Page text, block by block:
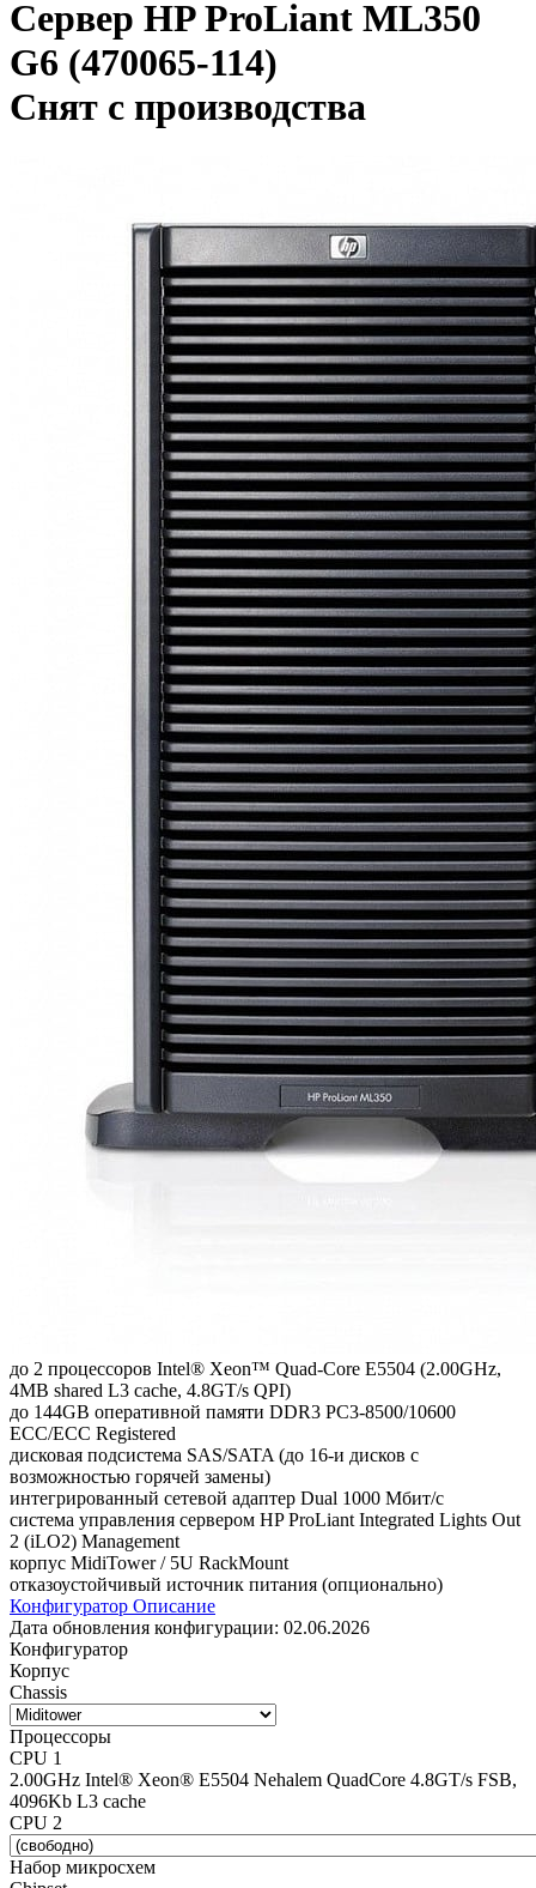
Сервер HP ProLiant ML350
G6 (470065-114)
Снят с производства
до 2 процессоров Intel® Xeon™ Quad-Core E5504 (2.00GHz,
4MB shared L3 cache, 4.8GT/s QPI)
до 144GB оперативной памяти DDR3 PC3-8500/10600
ECC/ECC Registered
дисковая подсистема SAS/SATA (до 16-и дисков с
возможностью горячей замены)
интегрированный сетевой адаптер Dual 1000 Мбит/с
система управления сервером HP ProLiant Integrated Lights Out
2 (iLO2) Management
корпус MidiTower / 5U RackMount
отказоустойчивый источник питания (опционально)
Конфигуратор Описание
Дата обновления конфигурации: 02.06.2026
Конфигуратор
Корпус
Chassis
Процессоры
CPU 1
2.00GHz Intel® Xeon® E5504 Nehalem QuadCore 4.8GT/s FSB,
4096Kb L3 cache
CPU 2
Набор микросхем